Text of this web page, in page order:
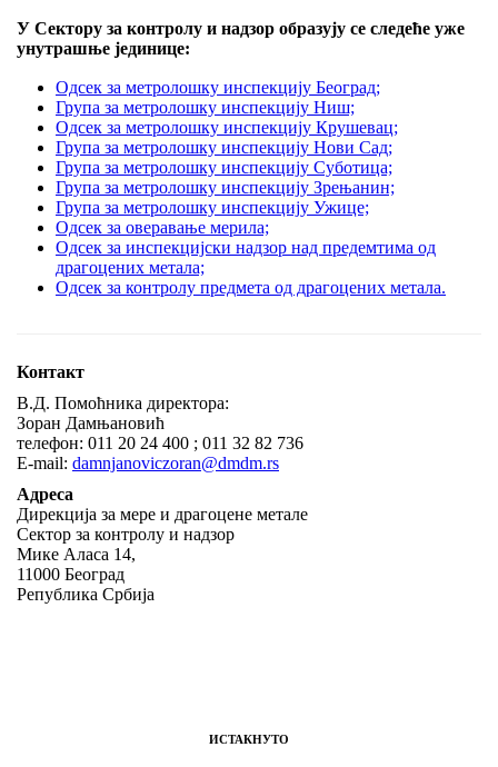
У Сектору за контролу и надзор образују се следеће уже
унутрашње јединице:
Одсек за метролошку инспекцију Београд;
Група за метролошку инспекцију Ниш;
Одсек за метролошку инспекцију Крушевац;
Група за метролошку инспекцију Нови Сад;
Група за метролошку инспекцију Суботица;
Група за метролошку инспекцију Зрењанин;
Група за метролошку инспекцију Ужице;
Одсек за оверавање мерила;
Одсек за инспекцијски надзор над предемтима од
драгоцених метала;
Одсек за контролу предметa од драгоцених метала.
Контакт
В.Д. Помоћника директора:
Зоран Дамњановић
телефон: 011 20 24 400 ; 011 32 82 736
Е-mail: damnjanoviczoran@dmdm.rs
Адреса
Дирекција за мере и драгоцене метале
Сектор за контролу и надзор
Мике Аласа 14,
11000 Београд
Република Србија
ИСТАКНУТО